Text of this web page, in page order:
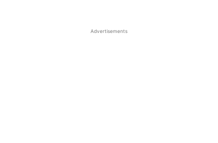
Advertisements